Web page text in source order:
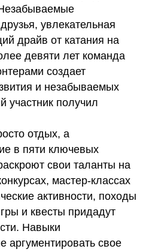
увлекательная
драйв от катания на
девяти лет команда
создает
и незабываемых
участник получил
отдых, а
в пяти ключевых
свои таланты на
мастер-классах
активности, походы
и квесты придадут
Навыки
аргументировать свое